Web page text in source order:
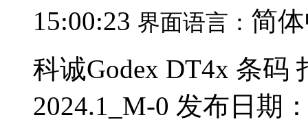
15:00:23 界面语言： 简
科诚Godex DT4x 条码
2024.1_M-0 发布日期